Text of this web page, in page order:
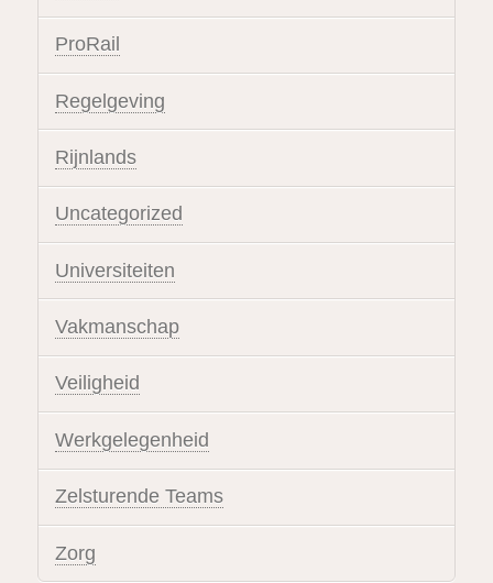
ProRail
Regelgeving
Rijnlands
Uncategorized
Universiteiten
Vakmanschap
Veiligheid
Werkgelegenheid
Zelsturende Teams
Zorg